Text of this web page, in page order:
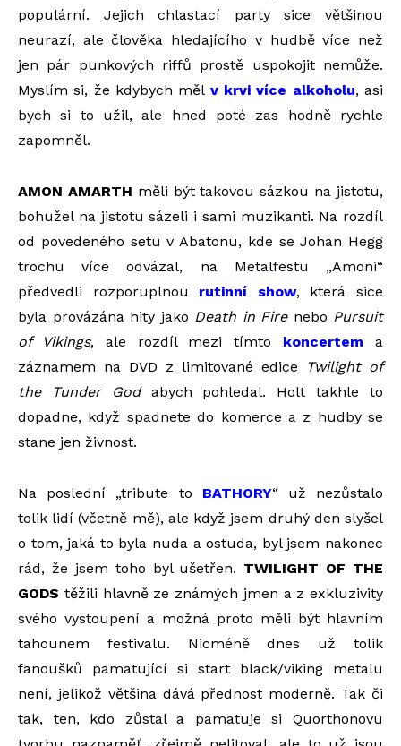
populární. Jejich chlastací party sice většinou
neurazí, ale člověka hledajícího v hudbě více než
jen pár punkových riffů prostě uspokojit nemůže.
Myslím si, že kdybych měl v krvi více alkoholu, asi
bych si to užil, ale hned poté zas hodně rychle
zapomněl.
AMON AMARTH měli být takovou sázkou na jistotu,
bohužel na jistotu sázeli i sami muzikanti. Na rozdíl
od povedeného setu v Abatonu, kde se Johan Hegg
trochu více odvázal, na Metalfestu „Amoni“
předvedli rozporuplnou rutinní show, která sice
byla provázána hity jako Death in Firenebo Pursuit
of Vikings, ale rozdíl mezi tímto koncertem a
záznamem na DVD z limitované edice
Twilight of
the Tunder Godabych pohledal. Holt takhle to
dopadne, když spadnete do komerce a z hudby se
stane jen živnost.
Na poslední „tribute to BATHORY“ už nezůstalo
tolik lidí (včetně mě), ale když jsem druhý den slyšel
o tom, jaká to byla nuda a ostuda, byl jsem nakonec
rád, že jsem toho byl ušetřen. TWILIGHT OF THE
GODS těžili hlavně ze známých jmen a z exkluzivity
svého vystoupení a možná proto měli být hlavním
tahounem festivalu. Nicméně dnes už tolik
fanoušků pamatující si start black/viking metalu
není, jelikož většina dává přednost moderně. Tak či
tak, ten, kdo zůstal a pamatuje si Quorthonovu